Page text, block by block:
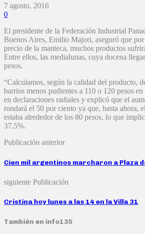
7 agosto, 2016
0
El presidente de la Federación Industrial
Buenos Aires, Emilio Majori, aseguró que por
precio de la manteca, muchos productos
Entre ellos, las medialunas, cuya docena
pesos.
“Calculamos, según la calidad del producto,
barrios menos pudientes a 110 o 120 pesos
en declaraciones radiales y explicó que el
rondará el 50 por ciento ya que, hasta ahora,
estaba alrededor de los 80 pesos, lo que
37,5%.
Publicación anterior
Cien mil argentinos marcharon a Plaza
siguiente Publicación
Cristina hoy lunes a las 14 en la Villa 31
También en info135